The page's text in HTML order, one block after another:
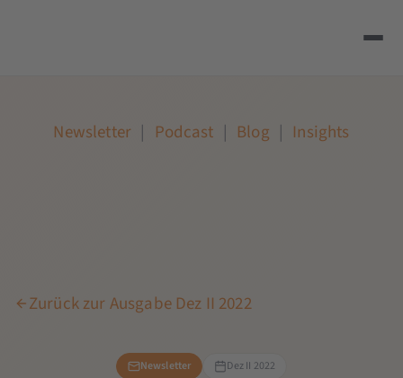
Newsletter | Podcast | Blog | Insights
Zurück zur Ausgabe Dez II 2022
Newsletter Dez II 2022